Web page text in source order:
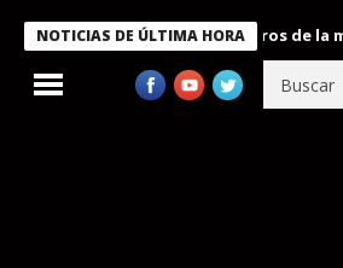
NOTICIAS DE ÚLTIMA HORA
condecora a miembros de la